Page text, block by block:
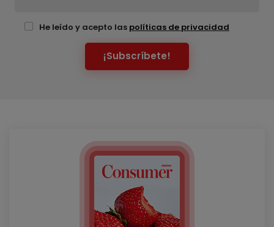
He leído y acepto las políticas de privacidad
¡Subscríbete!